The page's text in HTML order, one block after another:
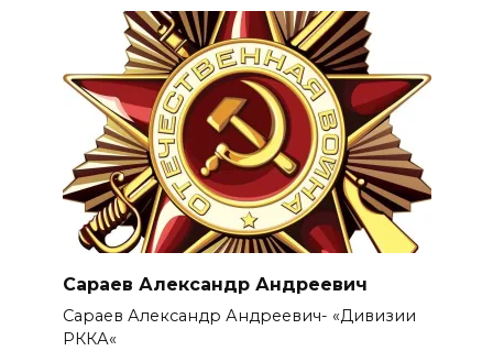
Сараев Александр Андреевич
Сараев Александр Андреевич- «Дивизии
РККА«